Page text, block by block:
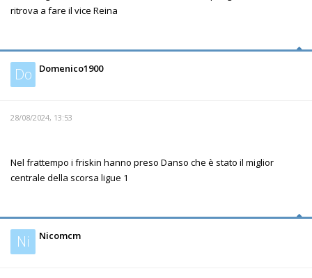
ritrova a fare il vice Reina
Do Domenico1900
28/08/2024, 13:53
Nel frattempo i friskin hanno preso Danso che è stato il miglior
centrale della scorsa ligue 1
Ni Nicomcm